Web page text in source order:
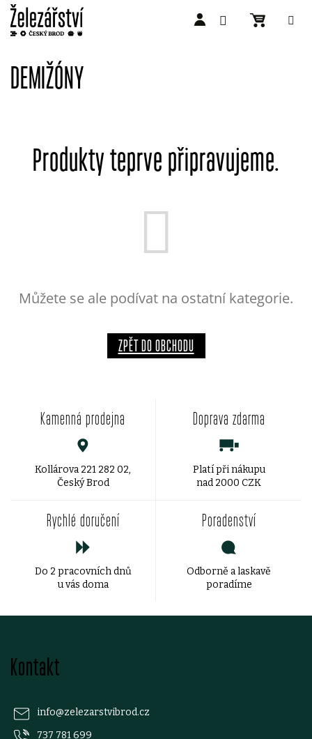
obsah
DEMIŽÓNY
Produkty teprve připravujeme.
Můžete se ale podívat na ostatní kategorie.
ZPĚT DO OBCHODU
Kamenná prodejna
Kollárova 221 282 02,
Český Brod
Doprava zdarma
Platí při nákupu
nad 2000 CZK
Rychlé doručení
Do 2 pracovních dnů
u vás doma
Poradenství
Odborně a laskavě
poradíme
Kontakt
info@zelezarstvibrod.cz
737 781 699